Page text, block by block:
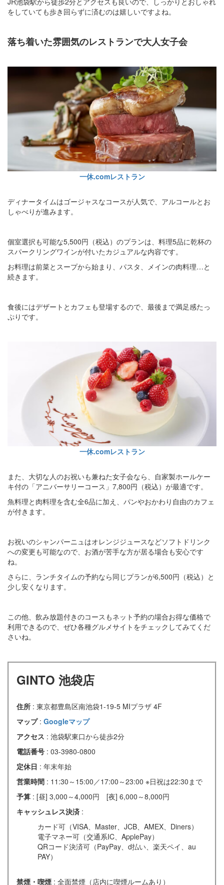
をしていても歩き回らずに済むのは嬉しいですよね。
落ち着いた雰囲気のレストランで大人女子会
一休.comレストラン
ディナータイムはゴージャスなコースが人気で、アルコールとお
しゃべりが進みます。
個室選択も可能な5,500円（税込）のプランは、料理5品に乾杯の
スパークリングワインが付いたカジュアルな内容です。
お料理は前菜とスープから始まり、パスタ、メインの肉料理…と
続きます。
食後にはデザートとカフェも登場するので、最後まで満足感たっ
ぷりです。
一休.comレストラン
また、大切な人のお祝いも兼ねた女子会なら、自家製ホールケー
キ付の「アニバーサリーコース」7,800円（税込）が最適です。
魚料理と肉料理を含む全6品に加え、パンやおかわり自由のカフェ
が付きます。
お祝いのシャンパーニュはオレンジジュースなどソフトドリンク
への変更も可能なので、お酒が苦手な方が居る場合も安心です
ね。
さらに、ランチタイムの予約なら同じプランが6,500円（税込）と
少し安くなります。
この他、飲み放題付きのコースもネット予約の場合お得な価格で
利用できるので、ぜひ各種グルメサイトをチェックしてみてくだ
さいね。
GINTO 池袋店
住所 : 東京都豊島区南池袋1-19-5 MIプラザ 4F
マップ : Googleマップ
アクセス : 池袋駅東口から徒歩2分
電話番号 : 03-3980-0800
定休日 : 年末年始
営業時間 : 11:30～15:00／17:00～23:00 ※日祝は22:30まで
予算 : [昼] 3,000～4,000円 [夜] 6,000～8,000円
キャッシュレス決済 :
カード可（VISA、Master、JCB、AMEX、Diners）
電子マネー可（交通系IC、ApplePay）
QRコード決済可（PayPay、d払い、楽天ペイ、au
PAY）
禁煙・喫煙 : 全面禁煙（店内に喫煙ルームあり）